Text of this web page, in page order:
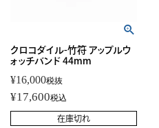
クロコダイル-竹符 アップルウ
ォッチバンド 44mm
¥16,000税抜
¥17,600税込
在庫切れ